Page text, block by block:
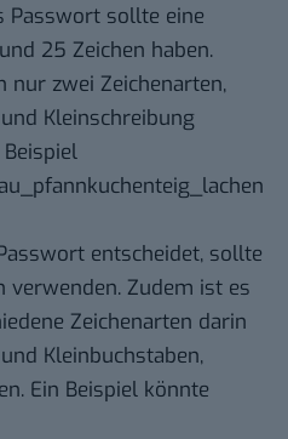
Passwort sollte eine
25 Zeichen haben.
nur zwei Zeichenarten,
Kleinschreibung
entscheidet, sollte
verwenden. Zudem ist es
Zeichenarten darin
Kleinbuchstaben,
Ein Beispiel könnte